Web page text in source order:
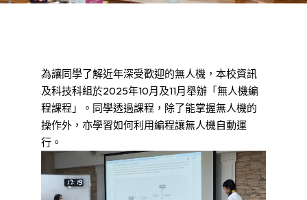
為讓同學了解近年深受歡迎的無人機，本校資訊
及科技科組於2025年10月及11月舉辦「無人機編
程課程」。同學透過課程，除了能掌握無人機的
操作外，亦學習如何利用編程讓無人機自動運
行。